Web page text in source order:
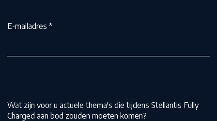
E-mailadres *
Wat zijn voor u actuele thema's die tijdens Stellantis Fully
Charged aan bod zouden moeten komen?